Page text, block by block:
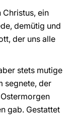
Christus, ein
demütig und
der uns alle
stets mutige
segnete, der
gab. Gestattet